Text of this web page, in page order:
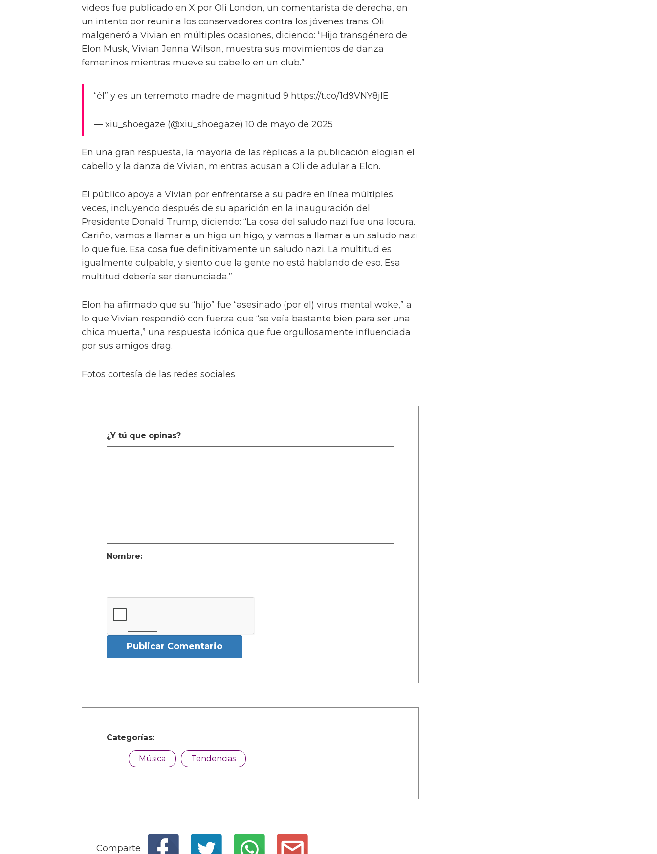
videos fue publicado en X por Oli London, un comentarista de derecha, en
un intento por reunir a los conservadores contra los jóvenes trans. Oli
malgeneró a Vivian en múltiples ocasiones, diciendo: “Hijo transgénero de
Elon Musk, Vivian Jenna Wilson, muestra sus movimientos de danza
femeninos mientras mueve su cabello en un club.”
“él” y es un terremoto madre de magnitud 9 https://t.co/1d9VNY8jIE
— xiu_shoegaze (@xiu_shoegaze) 10 de mayo de 2025
En una gran respuesta, la mayoría de las réplicas a la publicación elogian el
cabello y la danza de Vivian, mientras acusan a Oli de adular a Elon.
El público apoya a Vivian por enfrentarse a su padre en línea múltiples
veces, incluyendo después de su aparición en la inauguración del
Presidente Donald Trump, diciendo: “La cosa del saludo nazi fue una locura.
Cariño, vamos a llamar a un higo un higo, y vamos a llamar a un saludo nazi
lo que fue. Esa cosa fue definitivamente un saludo nazi. La multitud es
igualmente culpable, y siento que la gente no está hablando de eso. Esa
multitud debería ser denunciada.”
Elon ha afirmado que su “hijo” fue “asesinado (por el) virus mental woke,” a
lo que Vivian respondió con fuerza que “se veía bastante bien para ser una
chica muerta,” una respuesta icónica que fue orgullosamente influenciada
por sus amigos drag.
Fotos cortesía de las redes sociales
¿Y tú que opinas?
Nombre:
Publicar Comentario
Categorías:
Música Tendencias
Comparte